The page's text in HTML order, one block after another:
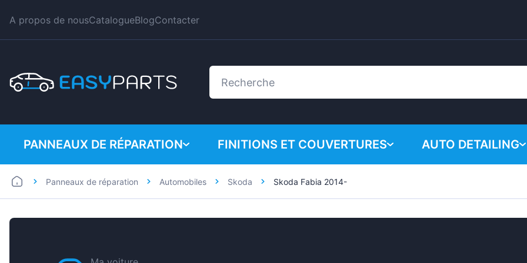
A propos de nousCatalogueBlogContacter
PANNEAUX DE RÉPARATION
Automobiles
FINITIONS ET COUVERTURES
BMW
AUTO DETAILING
Panneaux de réparation Automobiles Skoda Skoda Fabia 2014-